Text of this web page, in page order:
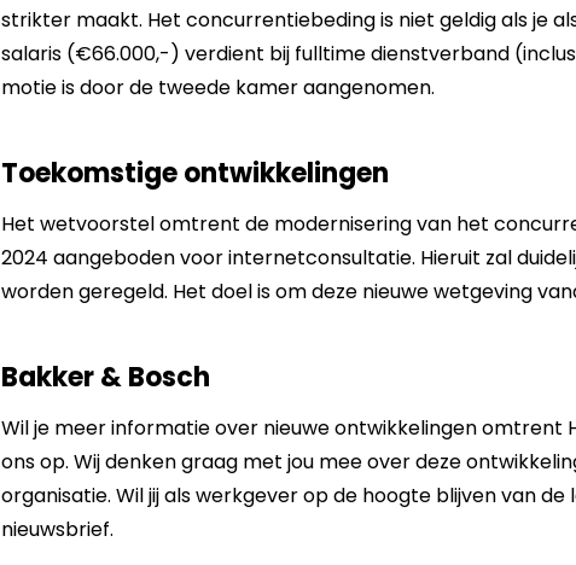
strikter maakt. Het concurrentiebeding is niet geldig als je
salaris (€66.000,-) verdient bij fulltime dienstverband
motie is door de tweede kamer aangenomen.
Toekomstige ontwikkelingen
Het wetvoorstel omtrent de modernisering van het
2024 aangeboden voor internetconsultatie. Hieruit zal
worden geregeld. Het doel is om deze nieuwe wetgeving
Bakker & Bosch
Wil je meer informatie over nieuwe ontwikkelingen omtrent
ons op. Wij denken graag met jou mee over deze
organisatie. Wil jij als werkgever op de hoogte blijven van
nieuwsbrief.